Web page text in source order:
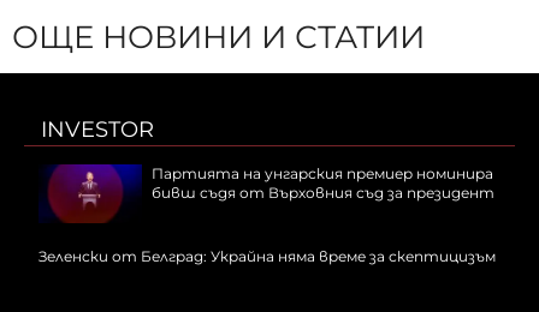
ОЩЕ НОВИНИ И СТАТИИ
INVESTOR
Партията на унгарския премиер номинира
бивш съдя от Върховния съд за президент
Зеленски от Белград: Украйна няма време за скептицизъм